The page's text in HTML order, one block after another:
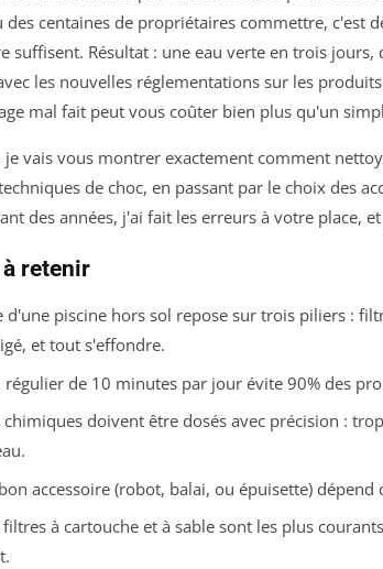
des centaines de propriétaires commettre, c'est
suffisent. Résultat : une eau verte en trois
les nouvelles réglementations sur les
mal fait peut vous coûter bien plus qu'un
je vais vous montrer exactement comment
de choc, en passant par le choix des
des années, j'ai fait les erreurs à votre place,
retenir
d'une piscine hors sol repose sur trois piliers :
et tout s'effondre.
de 10 minutes par jour évite 90% des
doivent être dosés avec précision :
accessoire (robot, balai, ou épuisette)
filtres à cartouche et à sable sont les plus